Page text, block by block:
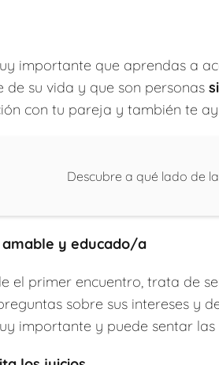
importante que aprendas a
de su vida y que son personas
con tu pareja y también te
Descubre a qué lado de
amable y educado/a
el primer encuentro, trata de
sobre sus intereses y
importante y puede sentar